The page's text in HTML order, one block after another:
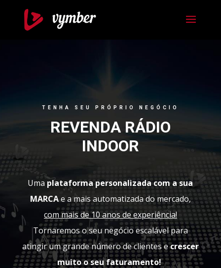
TENHA SEU PRÓPRIO NEGÓCIO
REVENDA RÁDIO
INDOOR
Uma plataforma personalizada com a sua
MARCAe a mais automatizada do mercado,
com mais de 10 anos de experiência!
Tornaremos o seu negócio escalável para
atingir um grande número de clientes ecrescer
muito o seu faturamento!